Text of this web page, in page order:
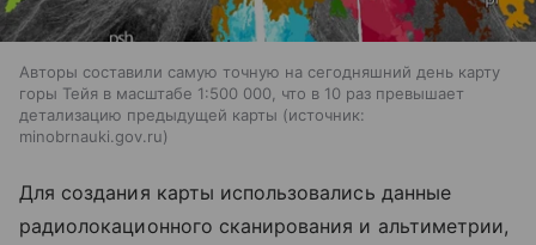
Авторы составили самую точную на сегодняшний день карту
горы Тейя в масштабе 1:500 000, что в 10 раз превышает
детализацию предыдущей карты
источник:
minobrnauki.gov.ru
Для создания карты использовались данные
радиолокационного сканирования и альтиметрии,